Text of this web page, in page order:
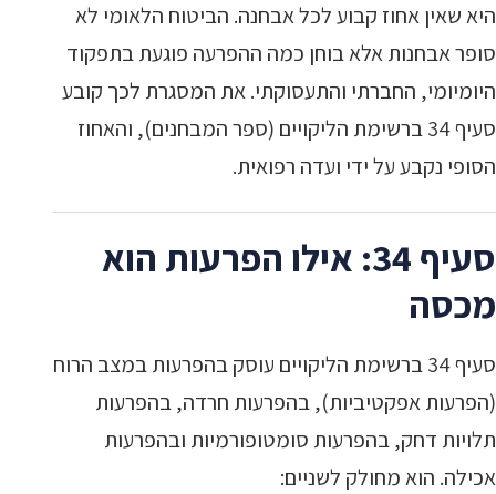
היא שאין אחוז קבוע לכל אבחנה. הביטוח הלאומי לא
סופר אבחנות אלא בוחן כמה ההפרעה פוגעת בתפקוד
היומיומי, החברתי והתעסוקתי. את המסגרת לכך קובע
סעיף 34 ברשימת הליקויים (ספר המבחנים), והאחוז
הסופי נקבע על ידי ועדה רפואית.
סעיף 34: אילו הפרעות הוא
מכסה
סעיף 34 ברשימת הליקויים עוסק בהפרעות במצב הרוח
(הפרעות אפקטיביות), בהפרעות חרדה, בהפרעות
תלויות דחק, בהפרעות סומטופורמיות ובהפרעות
אכילה. הוא מחולק לשניים: